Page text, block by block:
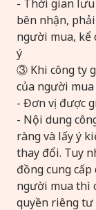
- Thời gian lưu
bên nhận,
người mua, kể
ý
③ Khi công ty
của người
- Đơn vị được
- Nội dung
ràng và lấy ý
thay đổi. Tuy
đồng cung cấp
người mua thì
quyền riêng